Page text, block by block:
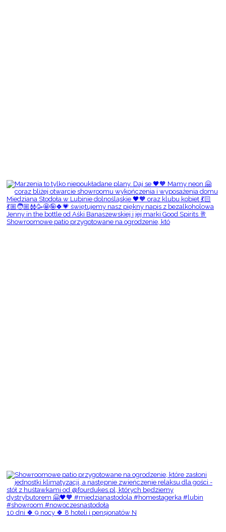
Showroomowe patio przygotowane na ogrodzenie, któ
10 dni 🍀 9 nocy 🍀 8 hoteli i pensjonatów N